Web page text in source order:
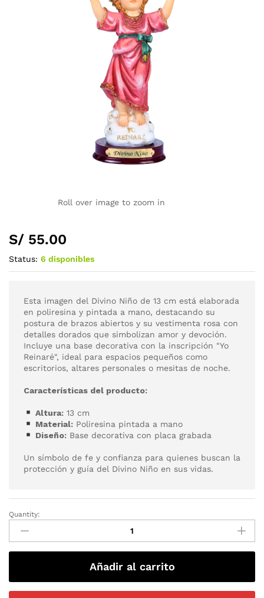
Roll over image to zoom in
S/ 55.00
Status: 6 disponibles
Esta imagen del Divino Niño de 13 cm está elaborada
en poliresina y pintada a mano, destacando su
postura de brazos abiertos y su vestimenta rosa con
detalles dorados que simbolizan amor y devoción.
Incluye una base decorativa con la inscripción "Yo
Reinaré", ideal para espacios pequeños como
escritorios, altares personales o mesitas de noche.
Características del producto:
Altura:13 cm
Material:Poliresina pintada a mano
Diseño:Base decorativa con placa grabada
Un símbolo de fe y confianza para quienes buscan la
protección y guía del Divino Niño en sus vidas.
Quantity:
Añadir al carrito